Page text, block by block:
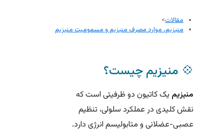
مقالات>
منیزیم، موارد مصرف منیزیم و مسمومیت منیزیم
💠 منیزیم چیست؟
منیزیم یک کاتیون دو ظرفیتی است که
نقش کلیدی در عملکرد سلولی، تنظیم
عصبی-عضلانی و متابولیسم انرژی دارد.